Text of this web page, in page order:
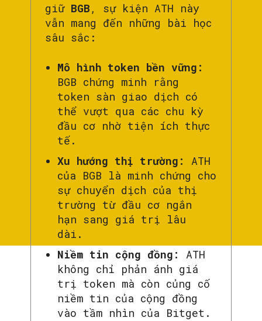
giữ BGB , sự kiện ATH này
vẫn mang đến những bài học
sâu sắc:
Mô hình token bền vững:
BGB chứng minh rằng
token sàn giao dịch có
thể vượt qua các chu kỳ
đầu cơ nhờ tiện ích thực
tế.
Xu hướng thị trường:
ATH
của BGB là minh chứng cho
sự chuyển dịch của thị
trường từ đầu cơ ngắn
hạn sang giá trị lâu
dài.
Niềm tin cộng đồng:
ATH
không chỉ phản ánh giá
trị token mà còn củng cố
niềm tin của cộng đồng
vào tầm nhìn của Bitget.